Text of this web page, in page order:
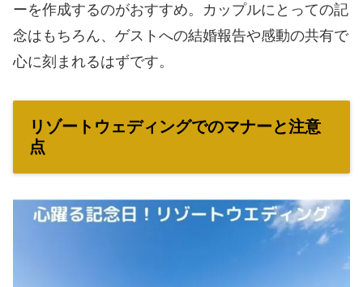
ーを作成するのがおすすめ。カップルにとっての記
念はもちろん、ゲストへの結婚報告や感動の共有で
心に刻まれるはずです。
リゾートウェディングでのマナーと注意
点